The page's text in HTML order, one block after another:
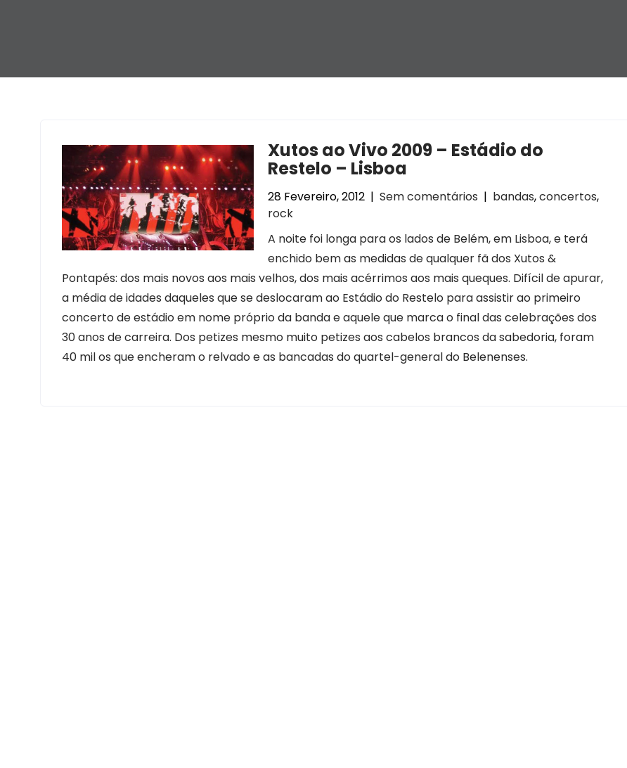
Xutos ao Vivo 2009 – Estádio do
Restelo – Lisboa
28 Fevereiro, 2012 | Sem comentários | bandas,concertos,
rock
A noite foi longa para os lados de Belém, em Lisboa, e terá
enchido bem as medidas de qualquer fã dos Xutos &
Pontapés: dos mais novos aos mais velhos, dos mais acérrimos aos mais queques. Difícil de apurar,
a média de idades daqueles que se deslocaram ao Estádio do Restelo para assistir ao primeiro
concerto de estádio em nome próprio da banda e aquele que marca o final das celebrações dos
30 anos de carreira. Dos petizes mesmo muito petizes aos cabelos brancos da sabedoria, foram
40 mil os que encheram o relvado e as bancadas do quartel-general do Belenenses.